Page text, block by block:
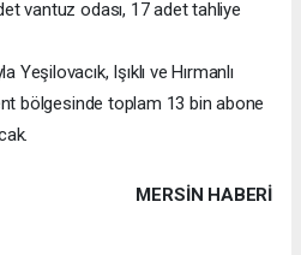
vantuz odası, 17 adet tahliye
Yeşilovacık, Işıklı ve Hırmanlı
bölgesinde toplam 13 bin abone
MERSIN HABERİ